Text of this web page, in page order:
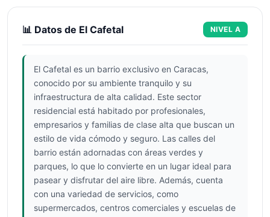
📊 Datos de El Cafetal NIVEL A
El Cafetal es un barrio exclusivo en Caracas,
conocido por su ambiente tranquilo y su
infraestructura de alta calidad. Este sector
residencial está habitado por profesionales,
empresarios y familias de clase alta que buscan un
estilo de vida cómodo y seguro. Las calles del
barrio están adornadas con áreas verdes y
parques, lo que lo convierte en un lugar ideal para
pasear y disfrutar del aire libre. Además, cuenta
con una variedad de servicios, como
supermercados, centros comerciales y escuelas de